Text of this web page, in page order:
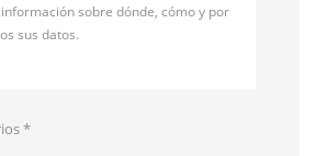
sobre dónde, cómo y por
sus datos.
*